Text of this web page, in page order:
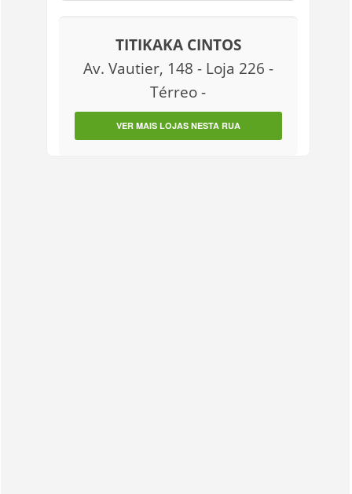
TITIKAKA CINTOS
Av. Vautier, 148 - Loja 226 -
Térreo -
VER MAIS LOJAS NESTA RUA